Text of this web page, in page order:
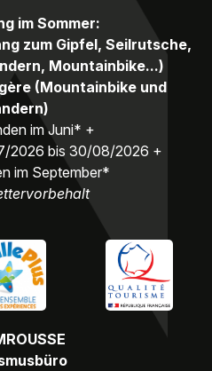
im Sommer:
zum Gipfel, Seilrutsche,
Mountainbike...)
(Mountainbike und
im Juni* +
2026 bis 30/08/2026 +
im September*